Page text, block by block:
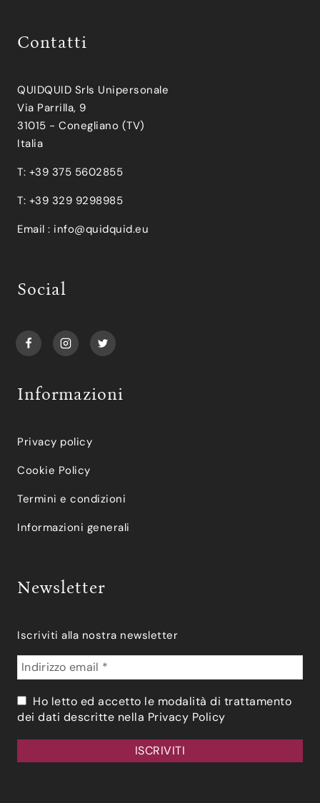
Contatti
QUIDQUID Srls Unipersonale
Via Parrilla, 9
31015 - Conegliano (TV)
Italia
T: +39 375 5602855
T: +39 329 9298985
Email : info@quidquid.eu
Social
Informazioni
Privacy policy
Cookie Policy
Termini e condizioni
Informazioni generali
Newsletter
Iscriviti alla nostra newsletter
Ho letto ed accetto le modalità di trattamento
dei dati descritte nella Privacy Policy